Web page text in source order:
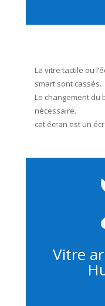
La vitre tactile ou
smart sont cassés.
Le changement du
nécessaire.
cet écran est un
Vitre